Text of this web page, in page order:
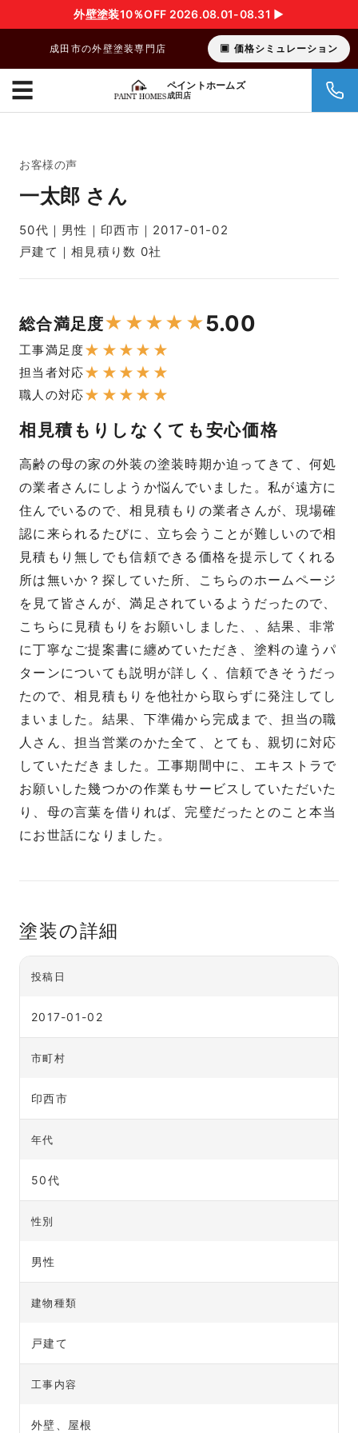
外壁塗装10％OFF 2026.08.01-08.31 ▶︎
成田市の外壁塗装専門店 価格シミュレーション
ペイントホームズ
成田店
☰
お客様の声
一太郎 さん
50代｜男性｜印西市｜2017-01-02
戸建て｜相見積り数 0社
総合満足度★ ★★★ ★5.00
工事満足度★ ★ ★ ★ ★
担当者対応★ ★ ★ ★ ★
職人の対応★ ★ ★ ★ ★
相見積もりしなくても安心価格
高齢の母の家の外装の塗装時期か迫ってきて、何処
の業者さんにしようか悩んでいました。私が遠方に
住んでいるので、相見積もりの業者さんが、現場確
認に来られるたびに、立ち会うことが難しいので相
見積もり無しでも信頼できる価格を提示してくれる
所は無いか？探していた所、こちらのホームページ
を見て皆さんが、満足されているようだったので、
こちらに見積もりをお願いしました、、結果、非常
に丁寧なご提案書に纏めていただき、塗料の違うパ
ターンについても説明が詳しく、信頼できそうだっ
たので、相見積もりを他社から取らずに発注してし
まいました。結果、下準備から完成まで、担当の職
人さん、担当営業のかた全て、とても、親切に対応
していただきました。工事期間中に、エキストラで
お願いした幾つかの作業もサービスしていただいた
り、母の言葉を借りれば、完璧だったとのこと本当
にお世話になりました。
塗装の詳細
投稿日
2017-01-02
市町村
印西市
年代
50代
性別
男性
建物種類
戸建て
工事内容
外壁、屋根